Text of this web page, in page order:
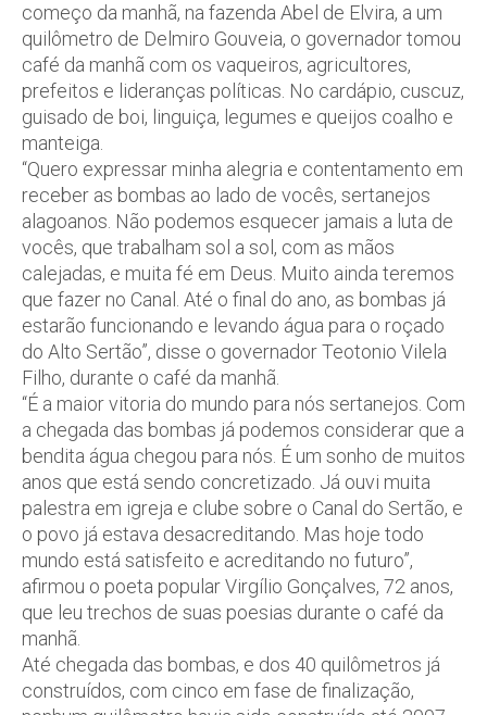
começo da manhã, na fazenda Abel de Elvira, a um
quilômetro de Delmiro Gouveia, o governador tomou
café da manhã com os vaqueiros, agricultores,
prefeitos e lideranças políticas. No cardápio, cuscuz,
guisado de boi, linguiça, legumes e queijos coalho e
manteiga.
“Quero expressar minha alegria e contentamento em
receber as bombas ao lado de vocês, sertanejos
alagoanos. Não podemos esquecer jamais a luta de
vocês, que trabalham sol a sol, com as mãos
calejadas, e muita fé em Deus. Muito ainda teremos
que fazer no Canal. Até o final do ano, as bombas já
estarão funcionando e levando água para o roçado
do Alto Sertão”, disse o governador Teotonio Vilela
Filho, durante o café da manhã.
“É a maior vitoria do mundo para nós sertanejos. Com
a chegada das bombas já podemos considerar que a
bendita água chegou para nós. É um sonho de muitos
anos que está sendo concretizado. Já ouvi muita
palestra em igreja e clube sobre o Canal do Sertão, e
o povo já estava desacreditando. Mas hoje todo
mundo está satisfeito e acreditando no futuro”,
afirmou o poeta popular Virgílio Gonçalves, 72 anos,
que leu trechos de suas poesias durante o café da
manhã.
Até chegada das bombas, e dos 40 quilômetros já
construídos, com cinco em fase de finalização,